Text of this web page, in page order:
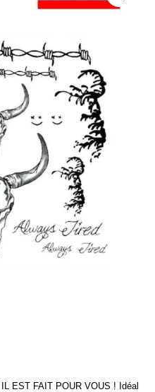
EST FAIT POUR VOUS ! Idéal